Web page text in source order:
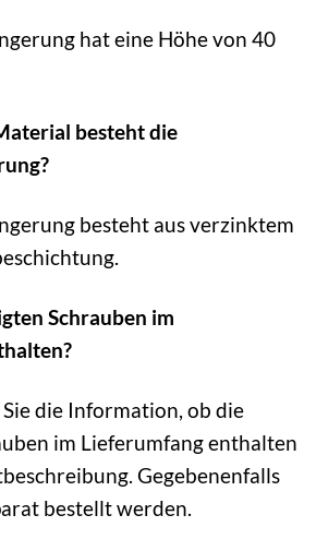
hat eine Höhe von 40
besteht die
besteht aus verzinktem
Schrauben im
die Information, ob die
im Lieferumfang enthalten
Gegebenenfalls
bestellt werden.